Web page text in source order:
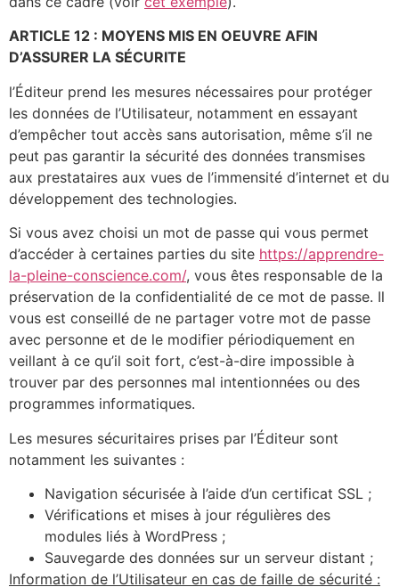
ARTICLE 12 : MOYENS MIS EN OEUVRE AFIN
D’ASSURER LA SÉCURITE
l’Éditeur prend les mesures nécessaires pour protéger
les données de l’Utilisateur, notamment en essayant
d’empêcher tout accès sans autorisation, même s’il ne
peut pas garantir la sécurité des données transmises
aux prestataires aux vues de l’immensité d’internet et du
développement des technologies.
Si vous avez choisi un mot de passe qui vous permet
d’accéder à certaines parties du site https://apprendre-
la-pleine-conscience.com/, vous êtes responsable de la
préservation de la confidentialité de ce mot de passe. Il
vous est conseillé de ne partager votre mot de passe
avec personne et de le modifier périodiquement en
veillant à ce qu’il soit fort, c’est-à-dire impossible à
trouver par des personnes mal intentionnées ou des
programmes informatiques.
Les mesures sécuritaires prises par l’Éditeur sont
notamment les suivantes :
Navigation sécurisée à l’aide d’un certificat SSL ;
Vérifications et mises à jour régulières des
modules liés à WordPress ;
Sauvegarde des données sur un serveur distant ;
Information de l’Utilisateur en cas de faille de sécurité :